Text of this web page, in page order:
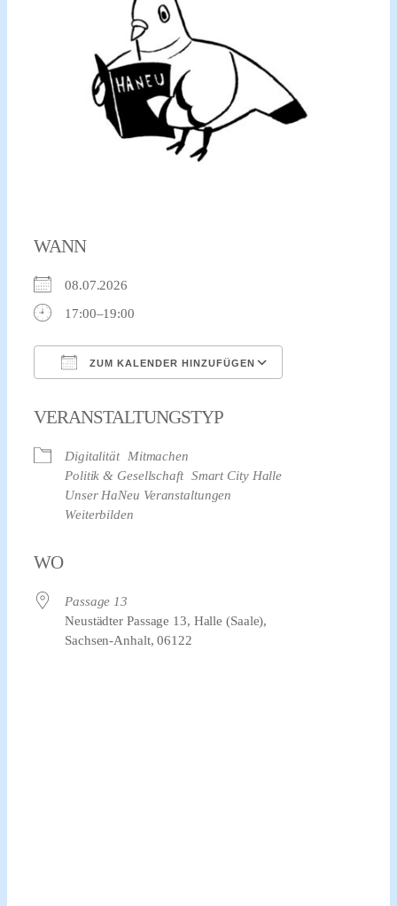
WANN
08.07.2026
17:00–19:00
ZUM KALENDER HINZUFÜGEN
VERANSTALTUNGSTYP
Digitalität Mitmachen
Politik & Gesellschaft Smart City Halle
Unser HaNeu Veranstaltungen
Weiterbilden
WO
Passage 13
Neustädter Passage 13, Halle (Saale),
Sachsen-Anhalt, 06122